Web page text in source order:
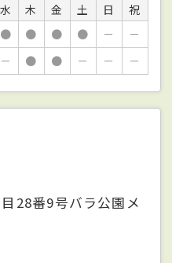
水 木 金 土 日
祝
● ● ● ● －
－
－ ● ● － － －
28番9号バラ公園メ